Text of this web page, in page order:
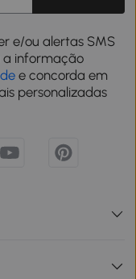
e/ou alertas SMS
a informação
e concorda em
personalizadas